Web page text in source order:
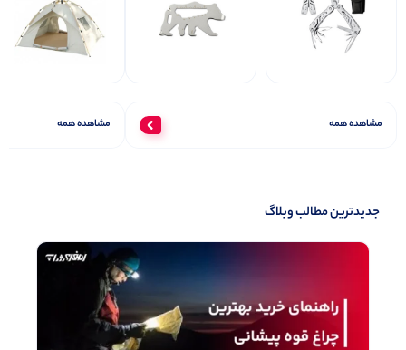
مشاهده همه مشاهده همه
جدیدترین مطالب وبلاگ